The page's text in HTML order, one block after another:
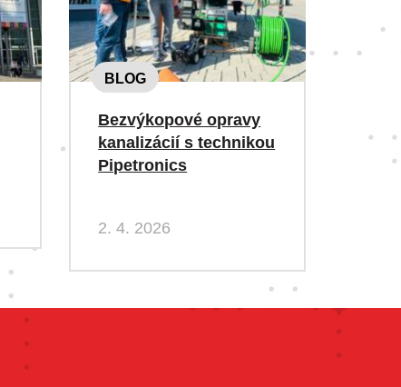
BLOG
Bezvýkopové opravy
kanalizácií s technikou
Pipetronics
2. 4. 2026